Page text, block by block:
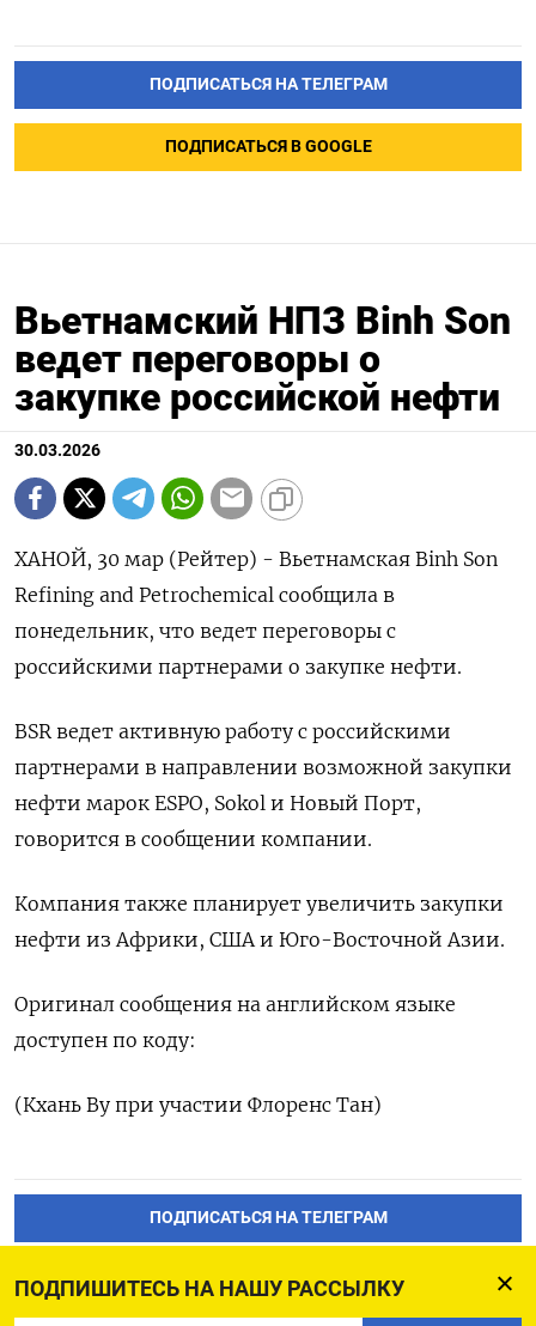
ПОДПИШИТЕСЬ НА НАШУ РАССЫЛКУ
ПОДПИСАТЬСЯ НА ТЕЛЕГРАМ
ПОДПИСАТЬСЯ В GOOGLE
Вьетнамский НПЗ Binh Son
ведет переговоры о
закупке российской нефти
30.03.2026
ХАНОЙ, 30 мар (Рейтер) - Вьетнамская Binh Son
‌Refining and Petrochemical сообщила в ​
понедельник, что ​ведет переговоры ​с
российскими ⁠партнерами ‌о закупке ‌нефти.
BSR ведет активную ​работу с ‌российскими
партнерами ​в направлении возможной ‌закупки
нефти марок ESPO, Sokol и ​Новый Порт, ​
говорится ‌в сообщении ​компании.
Компания также планирует увеличить закупки
нефти из Африки, США и Юго-Восточной ​Азии.
Оригинал ⁠сообщения на английском ‌языке
доступен ‌по коду:
(Кхань Ву ​при участии ‌Флоренс Тан)
ПОДПИСАТЬСЯ НА ТЕЛЕГРАМ
ПОДПИСАТЬСЯ В GOOGLE